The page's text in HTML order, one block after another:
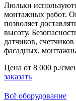
Люльки
монтажных работ.
позволяет
высоту.
датчиков,
фасадных,
Цена от 8 000 р./
заказать
Всё оборудование